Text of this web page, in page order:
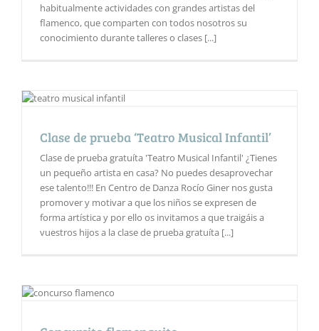
habitualmente actividades con grandes artistas del
flamenco, que comparten con todos nosotros su
conocimiento durante talleres o clases [...]
Clase de prueba ‘Teatro Musical Infantil’
Clase de prueba gratuíta 'Teatro Musical Infantil' ¿Tienes
un pequeño artista en casa? No puedes desaprovechar
ese talento!!! En Centro de Danza Rocío Giner nos gusta
promover y motivar a que los niños se expresen de
forma artística y por ello os invitamos a que traigáis a
vuestros hijos a la clase de prueba gratuíta [...]